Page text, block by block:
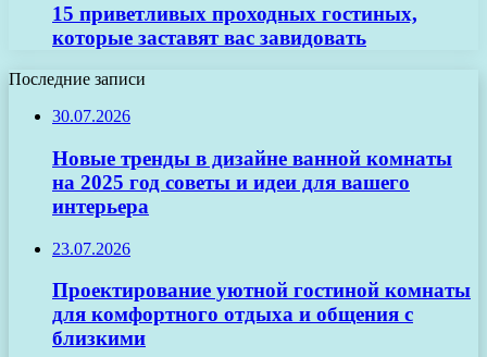
15 приветливых проходных гостиных,
которые заставят вас завидовать
Последние записи
30.07.2026
Новые тренды в дизайне ванной комнаты
на 2025 год советы и идеи для вашего
интерьера
23.07.2026
Проектирование уютной гостиной комнаты
для комфортного отдыха и общения с
близкими